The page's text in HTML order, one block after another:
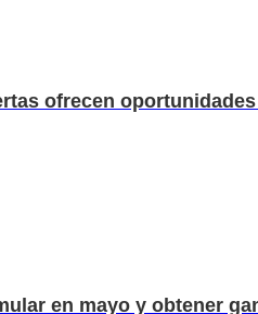
ofrecen
en mayo y obtener